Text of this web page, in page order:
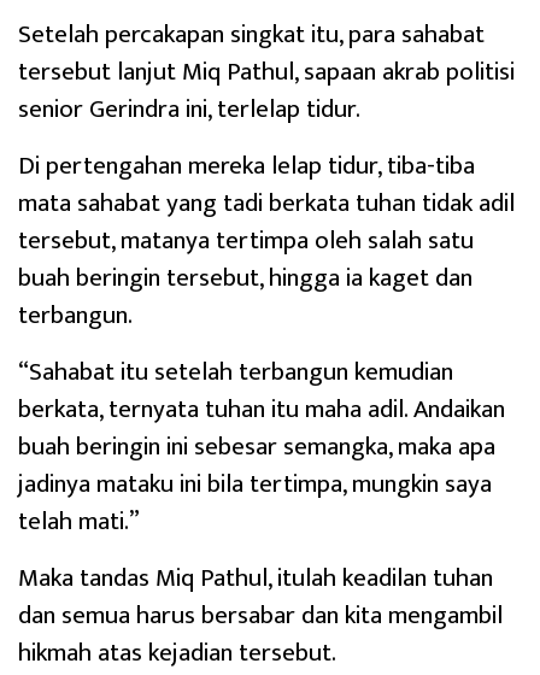
Setelah percakapan singkat itu, para sahabat
tersebut lanjut Miq Pathul, sapaan akrab politisi
senior Gerindra ini, terlelap tidur.
Di pertengahan mereka lelap tidur, tiba-tiba
mata sahabat yang tadi berkata tuhan tidak adil
tersebut, matanya tertimpa oleh salah satu
buah beringin tersebut, hingga ia kaget dan
terbangun.
“Sahabat itu setelah terbangun kemudian
berkata, ternyata tuhan itu maha adil. Andaikan
buah beringin ini sebesar semangka, maka apa
jadinya mataku ini bila tertimpa, mungkin saya
telah mati.”
Maka tandas Miq Pathul, itulah keadilan tuhan
dan semua harus bersabar dan kita mengambil
hikmah atas kejadian tersebut.